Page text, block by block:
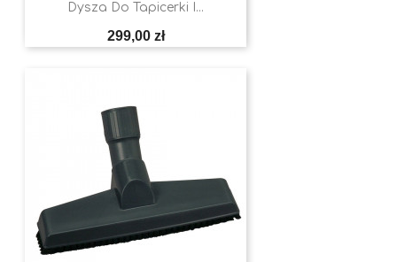
Dysza Do Tapicerki I...
Cena
299,00 zł